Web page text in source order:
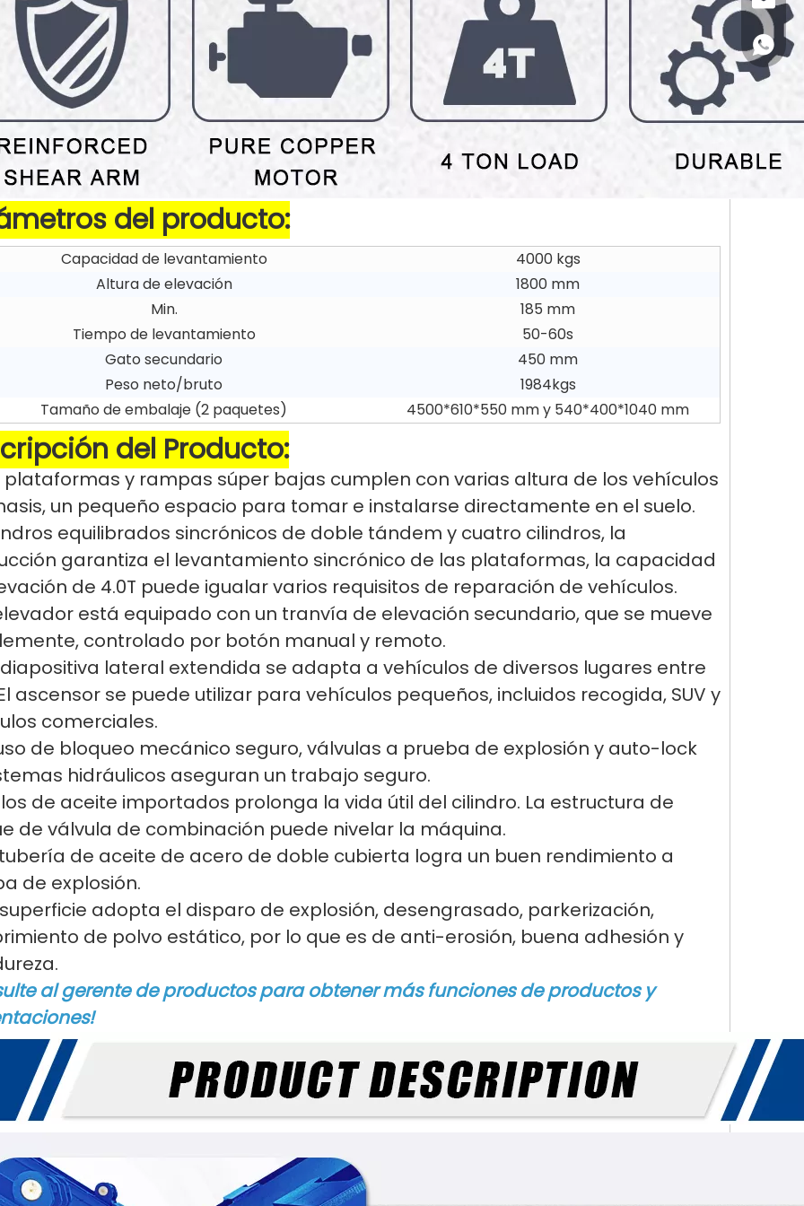
del producto:
Capacidad de levantamiento
4000 kgs
Altura de elevación
1800 mm
Min.
185 mm
Tiempo de levantamiento
50-60s
Gato secundario
450 mm
Peso neto/bruto
1984kgs
Tamaño de embalaje (2 paquetes)
4500*610*550 mm y 540*400*1040 mm
del Producto:
plataformas y rampas súper bajas cumplen con varias altura de los vehículos
un pequeño espacio para tomar e instalarse directamente en el suelo.
equilibrados sincrónicos de doble tándem y cuatro cilindros, la
garantiza el levantamiento sincrónico de las plataformas, la capacidad
de 4.0T puede igualar varios requisitos de reparación de vehículos.
está equipado con un tranvía de elevación secundario, que se mueve
controlado por botón manual y remoto.
lateral extendida se adapta a vehículos de diversos lugares entre
ascensor se puede utilizar para vehículos pequeños, incluidos recogida, SUV y
comerciales.
de bloqueo mecánico seguro, válvulas a prueba de explosión y auto-lock
hidráulicos aseguran un trabajo seguro.
de aceite importados prolonga la vida útil del cilindro. La estructura de
de válvula de combinación puede nivelar la máquina.
de aceite de acero de doble cubierta logra un buen rendimiento a
de explosión.
adopta el disparo de explosión, desengrasado, parkerización,
de polvo estático, por lo que es de anti-erosión, buena adhesión y
al gerente de productos para obtener más funciones de productos y
+86-